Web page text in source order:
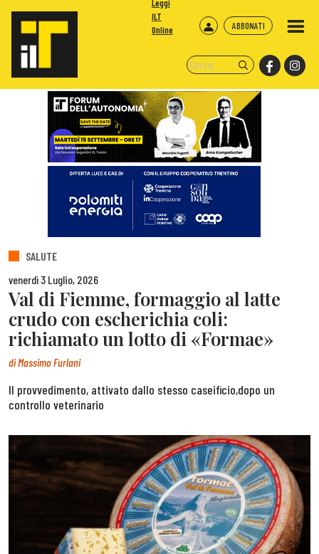
ABBONATI
Leggi
ILT
Online
SALUTE
venerdì 3 Luglio, 2026
Val di Fiemme, formaggio al latte
crudo con escherichia coli:
richiamato un lotto di «Formae»
diMassimo Furlani
Il provvedimento, attivato dallo stesso caseificio,dopo un
controllo veterinario